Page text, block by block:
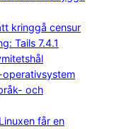
kringgå censur
Tails 7.4.1
operativsystem
och
får en